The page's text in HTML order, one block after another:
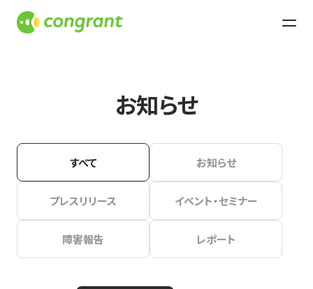
お知らせ
すべて お知らせ
プレスリリース イベント・セミナー
障害報告 レポート